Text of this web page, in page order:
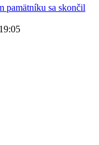
pamätníku sa skončil